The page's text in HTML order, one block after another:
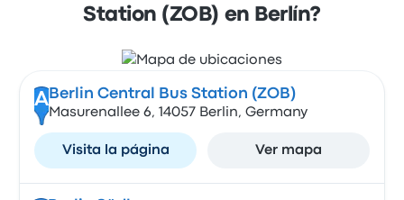
Station (ZOB) en Berlín?
A Berlin Central Bus Station (ZOB)
Masurenallee 6, 14057 Berlin, Germany
Visita la página Ver mapa